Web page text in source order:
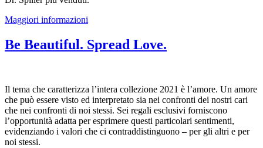
Maggiori informazioni
Be Beautiful. Spread Love.
Il tema che caratterizza l’intera collezione 2021 è l’amore. Un amore
che può essere visto ed interpretato sia nei confronti dei nostri cari
che nei confronti di noi stessi. Sei regali esclusivi forniscono
l’opportunità adatta per esprimere questi particolari sentimenti,
evidenziando i valori che ci contraddistinguono – per gli altri e per
noi stessi.